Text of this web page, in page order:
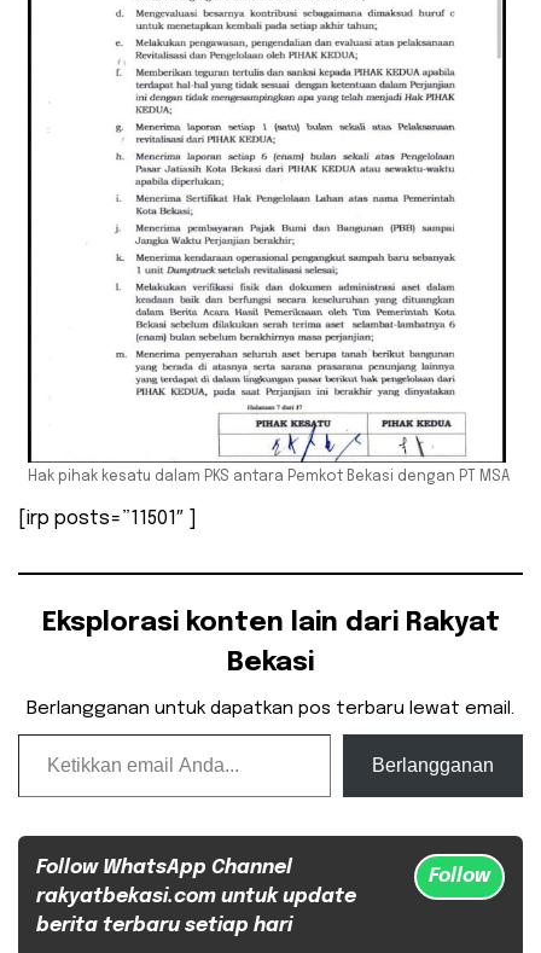
Hak pihak kesatu dalam PKS antara Pemkot Bekasi dengan PT MSA
[irp posts=”11501″ ]
Eksplorasi konten lain dari Rakyat
Bekasi
Berlangganan untuk dapatkan pos terbaru lewat email.
Ketikkan email Anda...
Berlangganan
Follow WhatsApp Channel
rakyatbekasi.com untuk update
berita terbaru setiap hari
Follow